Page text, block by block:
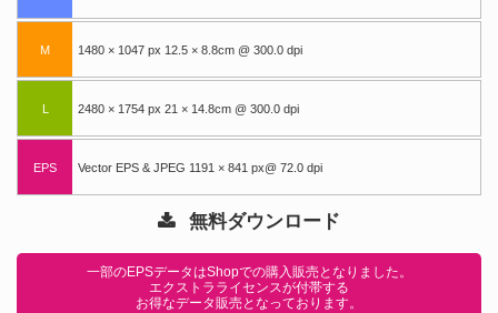
M 1480 × 1047 px 12.5 × 8.8cm @ 300.0 dpi
L 2480 × 1754 px 21 × 14.8cm @ 300.0 dpi
EPS Vector EPS & JPEG 1191 × 841 px@ 72.0 dpi
無料ダウンロード
一部のEPSデータはShopでの購入販売となりました。
エクストラライセンスが付帯する
お得なデータ販売となっております。